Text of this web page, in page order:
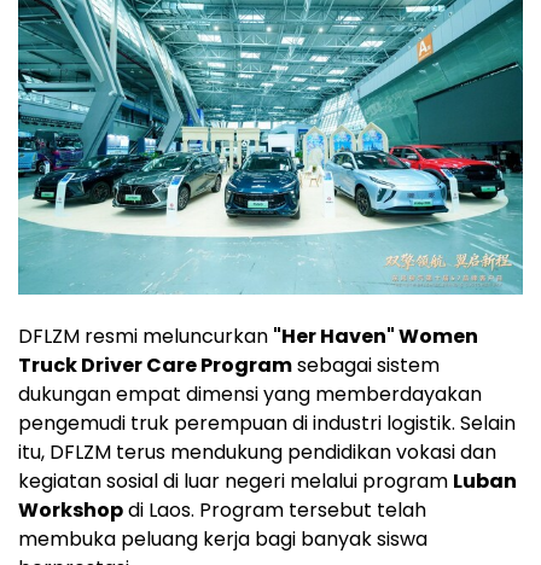
DFLZM resmi meluncurkan "Her Haven" Women
Truck Driver Care Programsebagai sistem
dukungan empat dimensi yang memberdayakan
pengemudi truk perempuan di industri logistik. Selain
itu, DFLZM terus mendukung pendidikan vokasi dan
kegiatan sosial di luar negeri melalui program Luban
Workshopdi Laos. Program tersebut telah
membuka peluang kerja bagi banyak siswa